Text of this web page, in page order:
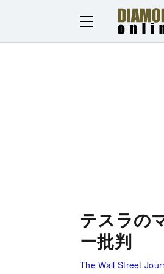
テスラの
ー批判
The Wall Street